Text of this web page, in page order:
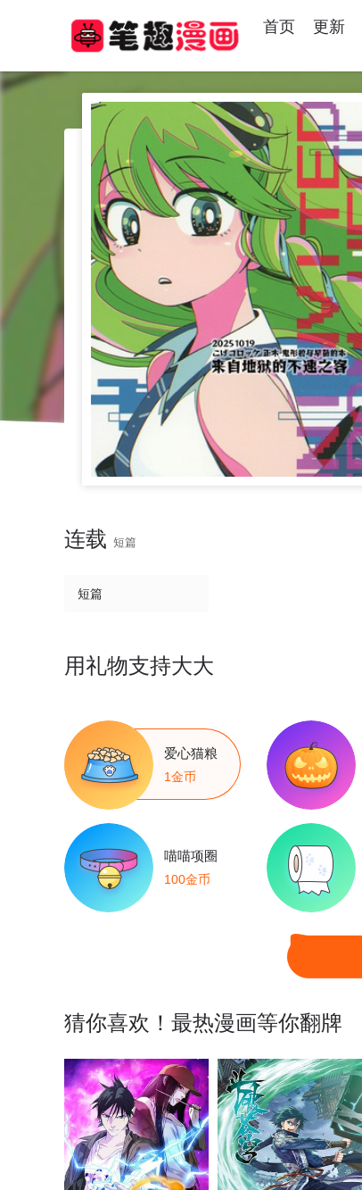
首页 更新
连载 短篇
短篇
用礼物支持大大
爱心猫粮
1金币
喵喵项圈
100金币
猜你喜欢！最热漫画等你翻牌